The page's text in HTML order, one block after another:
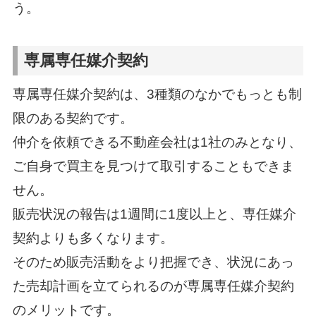
う。
専属専任媒介契約
専属専任媒介契約は、3種類のなかでもっとも制
限のある契約です。
仲介を依頼できる不動産会社は1社のみとなり、
ご自身で買主を見つけて取引することもできま
せん。
販売状況の報告は1週間に1度以上と、専任媒介
契約よりも多くなります。
そのため販売活動をより把握でき、状況にあっ
た売却計画を立てられるのが専属専任媒介契約
のメリットです。